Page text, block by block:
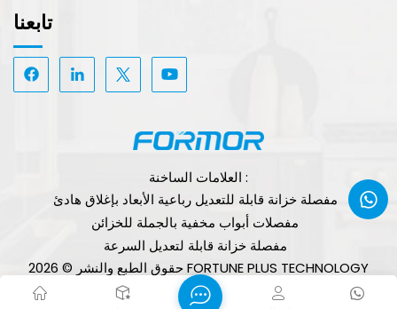
تابعنا
العلامات الساخنة :
مفصلة خزانة قابلة للتعديل رباعية الأبعاد بإغلاق هادئ
مفصلات أبواب مخفية بالجملة للخزائن
مفصلة خزانة قابلة لتعديل السرعة
حقوق الطبع والنشر © 2026 FORTUNE PLUS TECHNOLOGY
(GUANGZHOU) LIMITED. جميع الحقوق محفوظة.
الشبكة